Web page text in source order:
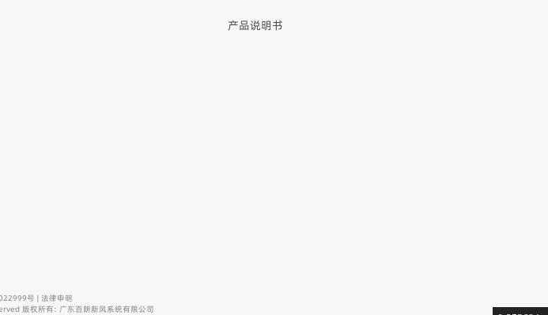
产品说明书
号 | 法律申明
版权所有: 广东百朗新风系统有限公司